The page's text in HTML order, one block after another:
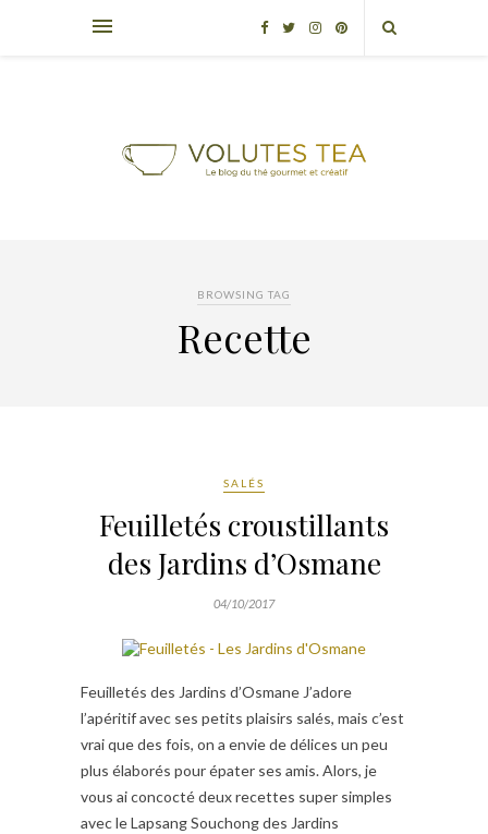
BROWSING TAG
Recette
SALÉS
Feuilletés croustillants
des Jardins d’Osmane
04/10/2017
Feuilletés des Jardins d’Osmane J’adore
l’apéritif avec ses petits plaisirs salés, mais c’est
vrai que des fois, on a envie de délices un peu
plus élaborés pour épater ses amis. Alors, je
vous ai concocté deux recettes super simples
avec le Lapsang Souchong des Jardins